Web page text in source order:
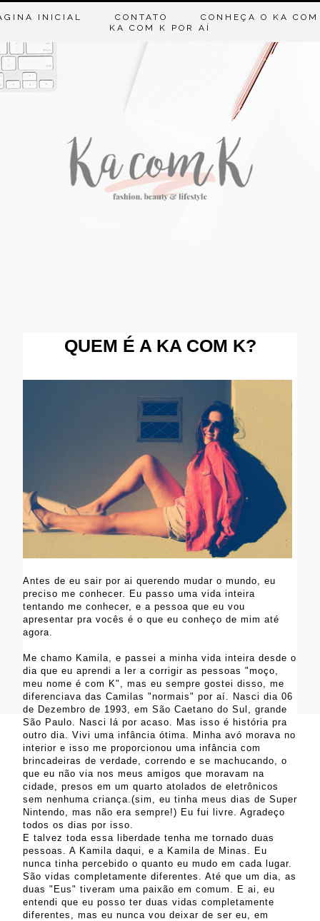
INICIAL CONTATO
CONHEÇA O KA
KA COM K POR AÍ
QUEM É A KA COM K?
Antes de eu sair por ai querendo mudar o mundo, eu
preciso me conhecer. Eu passo uma vida inteira
tentando me conhecer, e a pessoa que eu vou
apresentar pra vocês é o que eu conheço de mim até
agora.
Me chamo Kamila, e passei a minha vida inteira desde o
dia que eu aprendi a ler a corrigir as pessoas "moço,
meu nome é com K", mas eu sempre gostei disso, me
diferenciava das Camilas "normais" por aí. Nasci dia 06
de Dezembro de 1993, em São Caetano do Sul, grande
São Paulo. Nasci lá por acaso. Mas isso é história pra
outro dia. Vivi uma infância ótima. Minha avó morava no
interior e isso me proporcionou uma infância com
brincadeiras de verdade, correndo e se machucando, o
que eu não via nos meus amigos que moravam na
cidade, presos em um quarto atolados de eletrônicos
sem nenhuma criança.(sim, eu tinha meus dias de Super
Nintendo, mas não era sempre!) Eu fui livre. Agradeço
todos os dias por isso.
E talvez toda essa liberdade tenha me tornado duas
pessoas. A Kamila daqui, e a Kamila de Minas. Eu
nunca tinha percebido o quanto eu mudo em cada lugar.
São vidas completamente diferentes. Até que um dia, as
duas "Eus" tiveram uma paixão em comum. E ai, eu
entendi que eu posso ter duas vidas completamente
diferentes, mas eu nunca vou deixar de ser eu, em